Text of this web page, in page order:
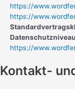
https://
https://
https://
Kontakt-